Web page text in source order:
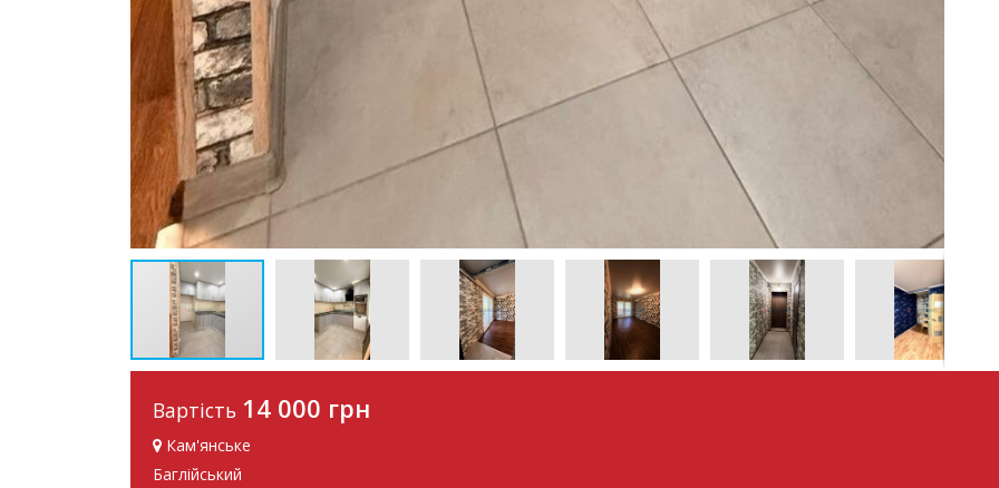
Вартість 14 000 грн
Кам'янське
Баглійський